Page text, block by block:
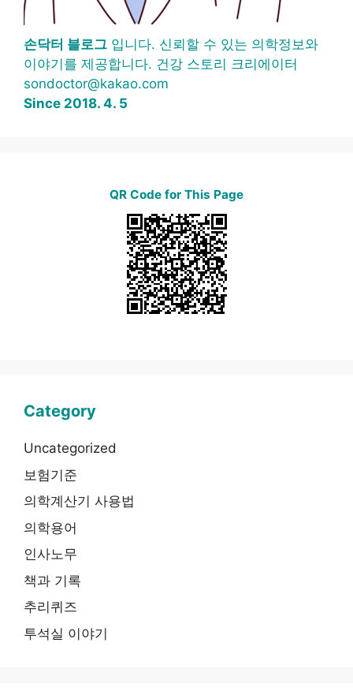
손닥터 블로그 입니다. 신뢰할 수 있는 의학정보와
이야기를 제공합니다. 건강 스토리 크리에이터
sondoctor@kakao.com
Since 2018. 4. 5
QR Code for This Page
Category
Uncategorized
보험기준
의학계산기 사용법
의학용어
인사노무
책과 기록
추리퀴즈
투석실 이야기